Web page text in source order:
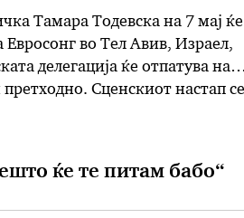
Тамара Тодевска на 7 мај ќе
Евросонг во Тел Авив, Израел,
делегација ќе отпатува на
Сценскиот настап се
ќе те питам бабо“